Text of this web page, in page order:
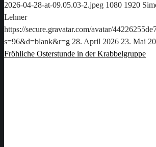
2026-04-28-at-09.05.03-2.jpeg 1080 1920
Lehner
https://secure.gravatar.com/avatar/
s=96&d=blank&r=g 28. April 2026 23. Mai
Fröhliche Osterstunde in der Krabbelgruppe